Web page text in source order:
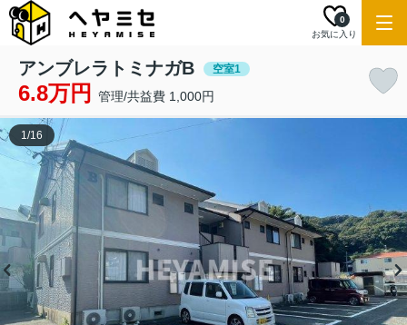
お気に入り
0
アンブレラトミナガB 空室1
6.8万円 管理/共益費 1,000円
1/16